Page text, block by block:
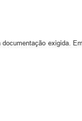
exigida.